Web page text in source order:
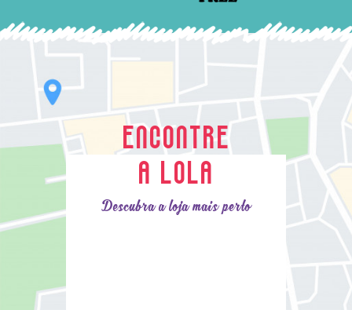
ENCONTRE
A LOLA
Descubra a loja mais perto